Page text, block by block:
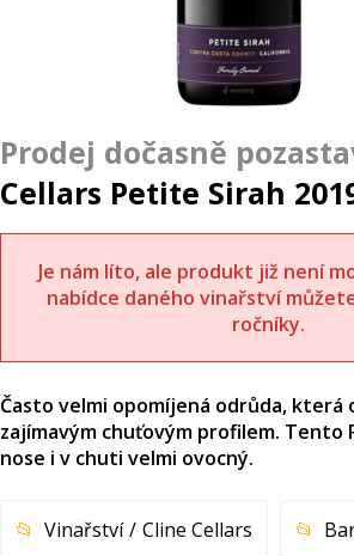
Cellars Petite Sirah
Je nám líto, ale produkt již není
nabídce daného vinařství
ročníky.
Často velmi opomíjená odrůda, která
zajímavým chuťovým profilem. Tento
nose i v chuti velmi ovocný.
Vinařství Cline Cellars